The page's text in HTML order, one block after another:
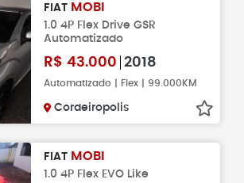
FIAT MOBI
1.0 4P Flex Drive GSR
Automatizado
R$ 43.000 2018
Automatizado | Flex | 99.000KM
Cordeiropolis
FIAT MOBI
1.0 4P Flex EVO Like